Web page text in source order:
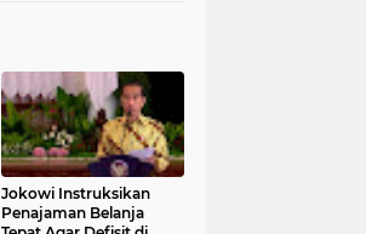
Jokowi Instruksikan
Penajaman Belanja